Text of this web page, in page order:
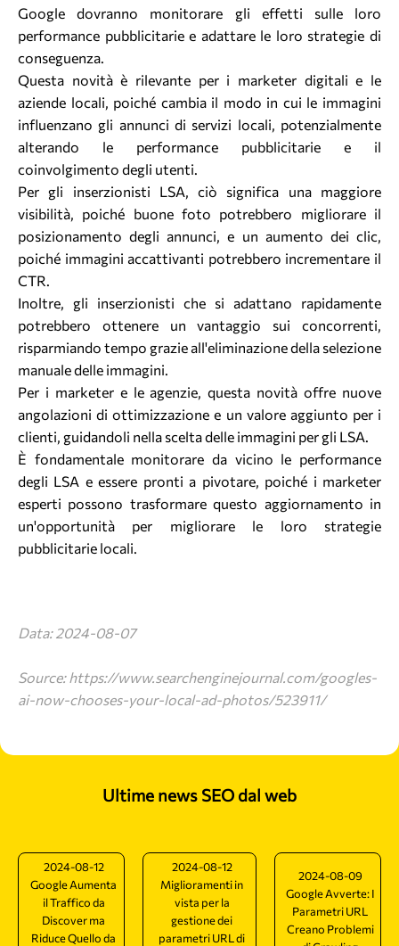
Google dovranno monitorare gli effetti sulle loro
performance pubblicitarie e adattare le loro strategie di
conseguenza.
Questa novità è rilevante per i marketer digitali e le
aziende locali, poiché cambia il modo in cui le immagini
influenzano gli annunci di servizi locali, potenzialmente
alterando le performance pubblicitarie e il
coinvolgimento degli utenti.
Per gli inserzionisti LSA, ciò significa una maggiore
visibilità, poiché buone foto potrebbero migliorare il
posizionamento degli annunci, e un aumento dei clic,
poiché immagini accattivanti potrebbero incrementare il
CTR.
Inoltre, gli inserzionisti che si adattano rapidamente
potrebbero ottenere un vantaggio sui concorrenti,
risparmiando tempo grazie all'eliminazione della selezione
manuale delle immagini.
Per i marketer e le agenzie, questa novità offre nuove
angolazioni di ottimizzazione e un valore aggiunto per i
clienti, guidandoli nella scelta delle immagini per gli LSA.
È fondamentale monitorare da vicino le performance
degli LSA e essere pronti a pivotare, poiché i marketer
esperti possono trasformare questo aggiornamento in
un'opportunità per migliorare le loro strategie
pubblicitarie locali.
Data: 2024-08-07
Source: https://www.searchenginejournal.com/googles-
ai-now-chooses-your-local-ad-photos/523911/
Ultime news SEO dal web
2024-08-12
Google Aumenta
il Traffico da
Discover ma
Riduce Quello da
2024-08-12
Miglioramenti in
vista per la
gestione dei
parametri URL di
2024-08-09
Google Avverte: I
Parametri URL
Creano Problemi